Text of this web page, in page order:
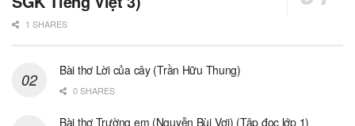
1 SHARES
Bài thơ Lời của cây (Trần Hữu Thung)
0 SHARES
Bài thơ Trường em (Nguyễn Bùi Vợi) (Tập đọc lớp 1)